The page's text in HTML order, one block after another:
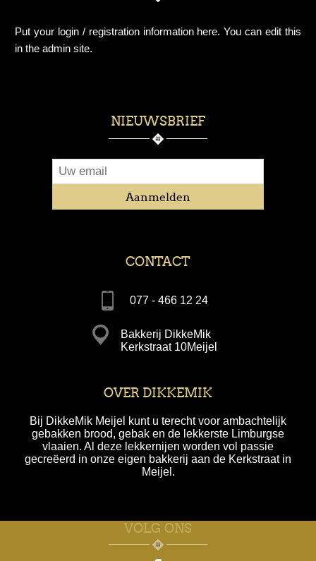
Put your login / registration information here. You can edit this
in the admin site.
NIEUWSBRIEF
CONTACT
077 - 466 12 24
Bakkerij DikkeMik
Kerkstraat 10Meijel
OVER DIKKEMIK
Bij DikkeMik Meijel kunt u terecht voor ambachtelijk
gebakken brood, gebak en de lekkerste Limburgse
vlaaien. Al deze lekkernijen worden vol passie
gecreëerd in onze eigen bakkerij aan de Kerkstraat in
Meijel.
VOLG ONS